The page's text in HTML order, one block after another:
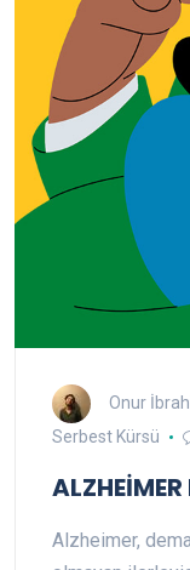
Onur
Serbest Kürsü
Alzheimer,